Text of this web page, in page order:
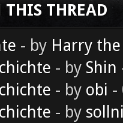
THIS THREAD
- by Harry
- by Shin
- by obi -
- by